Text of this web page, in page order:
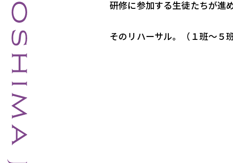
研修に参加する生徒たちが進
そのリハーサル。（１班～５